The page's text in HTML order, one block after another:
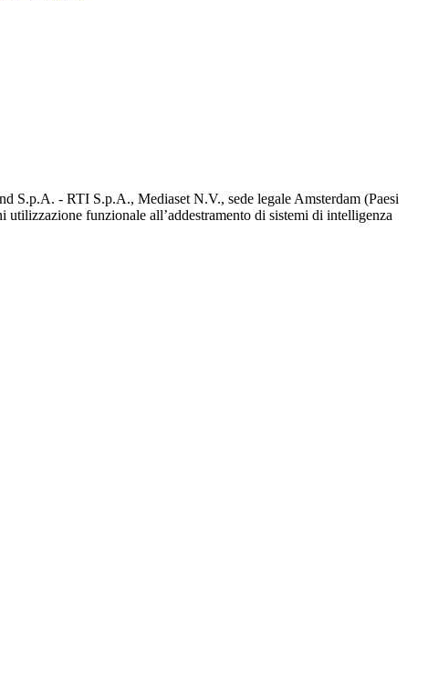
S.p.A. - RTI S.p.A., Mediaset N.V., sede legale Amsterdam (Paesi
funzionale all’addestramento di sistemi di intelligenza